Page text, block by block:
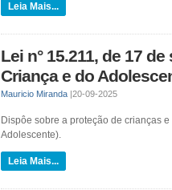
Leia Mais...
Lei n° 15.211, de 17
Criança e do
Mauricio Miranda |20-09-2025
Dispôe sobre a proteção de crianças
Adolescente).
Leia Mais...